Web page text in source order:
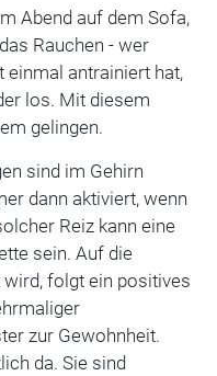
Abend auf dem Sofa,
Rauchen - wer
einmal antrainiert hat,
los. Mit diesem
gelingen.
sind im Gehirn
dann aktiviert, wenn
Reiz kann eine
sein. Auf die
folgt ein positives
zur Gewohnheit.
da. Sie sind